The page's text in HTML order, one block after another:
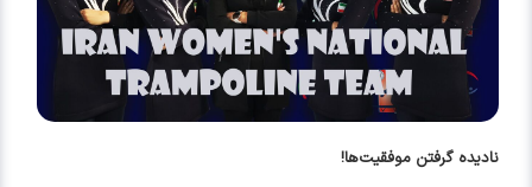
نادیده گرفتن موفقیت‌ها!